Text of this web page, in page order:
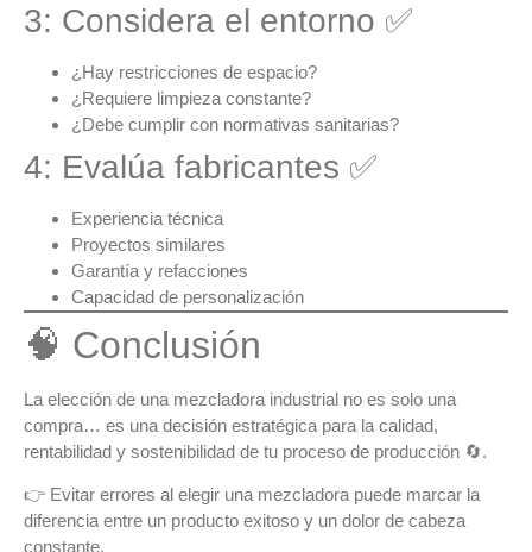
3: Considera el entorno ✅
¿Hay restricciones de espacio?
¿Requiere limpieza constante?
¿Debe cumplir con normativas sanitarias?
4: Evalúa fabricantes ✅
Experiencia técnica
Proyectos similares
Garantía y refacciones
Capacidad de personalización
🧠 Conclusión
La elección de una mezcladora industrial no es solo una
compra… es una decisión estratégica para la calidad,
rentabilidad y sostenibilidad de tu proceso de producción 🔄.
👉 Evitar errores al elegir una mezcladora puede marcar la
diferencia entre un producto exitoso y un dolor de cabeza
constante.